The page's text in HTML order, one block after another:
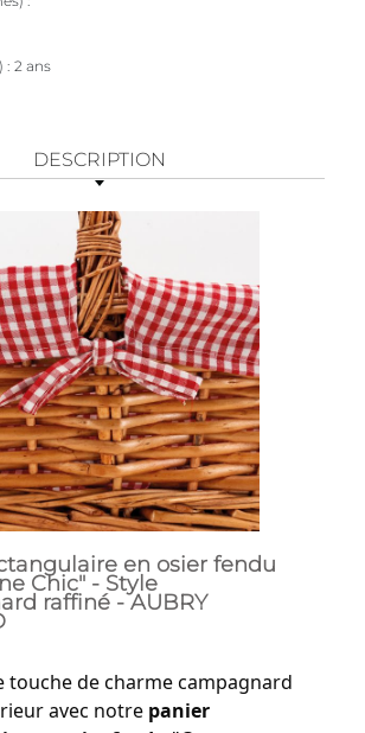
2 ans
DESCRIPTION
en osier fendu
Chic" - Style
raffiné - AUBRY
touche de charme campagnard
avec notre panier